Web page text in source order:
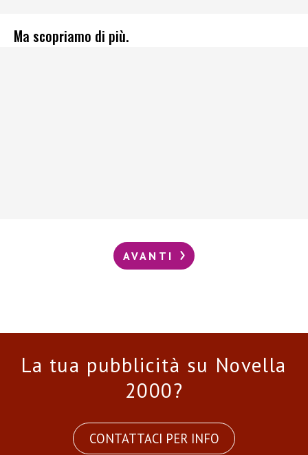
Ma scopriamo di più.
AVANTI
La tua pubblicità su Novella
2000?
CONTATTACI PER INFO